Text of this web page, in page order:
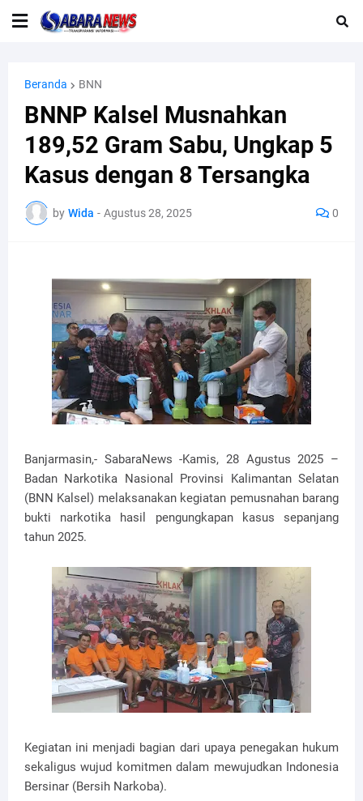
Beranda BNN
BNNP Kalsel Musnahkan
189,52 Gram Sabu, Ungkap 5
Kasus dengan 8 Tersangka
by Wida - Agustus 28, 2025 0
Banjarmasin,- SabaraNews -Kamis, 28 Agustus 2025 –
Badan Narkotika Nasional Provinsi Kalimantan Selatan
(BNN Kalsel) melaksanakan kegiatan pemusnahan barang
bukti narkotika hasil pengungkapan kasus sepanjang
tahun 2025.
Kegiatan ini menjadi bagian dari upaya penegakan hukum
sekaligus wujud komitmen dalam mewujudkan Indonesia
Bersinar (Bersih Narkoba).